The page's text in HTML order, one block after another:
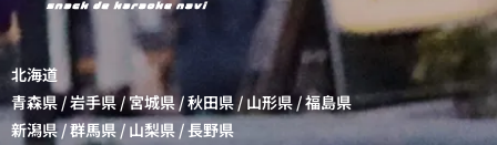
北海道
青森県/岩手県/宮城県/秋田県 / 山形県/福島県
新潟県/群馬県 / 山梨県 /長野県